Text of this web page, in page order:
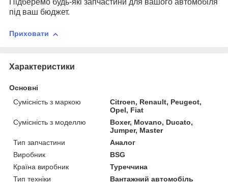
Підберемо будь-які запчастини для вашого автомобіля
під ваш бюджет.
Приховати
Характеристики
Основні
Сумісність з маркою
Citroen, Renault, Peugeot,
Opel, Fiat
Сумісність з моделлю
Boxer, Movano, Ducato,
Jumper, Master
Тип запчастини
Аналог
Виробник
BSG
Країна виробник
Туреччина
Тип техніки
Вантажний автомобіль